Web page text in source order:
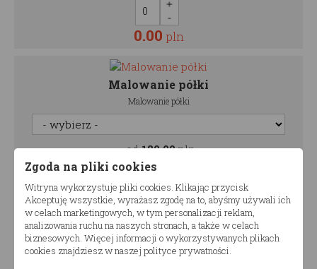
0.00 pln
Malowanie półki
Malowanie półki
od180,00pln
0.00pln
Cena:990.00pln
Zgoda na pliki cookies
Witryna wykorzystuje pliki cookies. Klikając przycisk
Akceptuję wszystkie, wyrażasz zgodę na to, abyśmy używali ich
w celach marketingowych, w tym personalizacji reklam,
analizowania ruchu na naszych stronach, a także w celach
biznesowych. Więcej informacji o wykorzystywanych plikach
cookies znajdziesz w naszej polityce prywatności.